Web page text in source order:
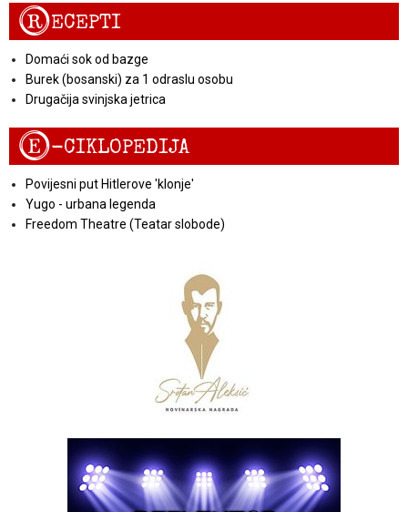
RECEPTI
Domaći sok od bazge
Burek (bosanski) za 1 odraslu osobu
Drugačija svinjska jetrica
E-CIKLOPEDIJA
Povijesni put Hitlerove 'klonje'
Yugo - urbana legenda
Freedom Theatre (Teatar slobode)